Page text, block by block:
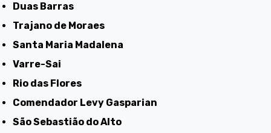
Duas Barras
Trajano de Moraes
Santa Maria Madalena
Varre-Sai
Rio das Flores
Comendador Levy Gasparian
São Sebastião do Alto